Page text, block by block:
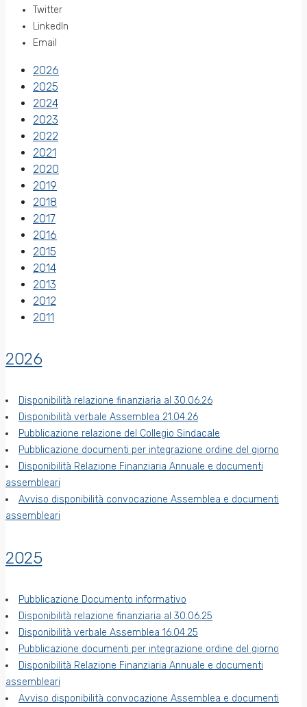
Twitter
LinkedIn
Email
2026
2025
2024
2023
2022
2021
2020
2019
2018
2017
2016
2015
2014
2013
2012
2011
2026
Disponibilità relazione finanziaria al 30.06.26
Disponibilità verbale Assemblea 21.04.26
Pubblicazione relazione del Collegio Sindacale
Pubblicazione documenti per integrazione ordine del giorno
Disponibilità Relazione Finanziaria Annuale e documenti
assembleari
Avviso disponibilità convocazione Assemblea e documenti
assembleari
2025
Pubblicazione Documento informativo
Disponibilità relazione finanziaria al 30.06.25
Disponibilità verbale Assemblea 16.04.25
Pubblicazione documenti per integrazione ordine del giorno
Disponibilità Relazione Finanziaria Annuale e documenti
assembleari
Avviso disponibilità convocazione Assemblea e documenti